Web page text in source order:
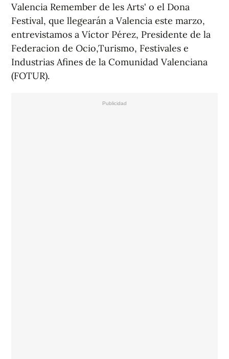
Valencia Remember de les Arts' o el Dona
Festival, que llegearán a Valencia este marzo,
entrevistamos a Víctor Pérez, Presidente de la
Federacion de Ocio,Turismo, Festivales e
Industrias Afines de la Comunidad Valenciana
(FOTUR).